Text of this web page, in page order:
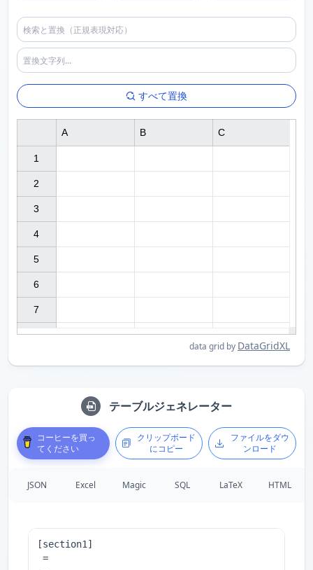
すべて置換
1
2
3
4
5
6
7
A B C
data grid by DataGridXL
テーブルジェネレーター
コーヒーを買っ
てください
クリップボード
にコピー
ファイルをダウ
ンロード
JSON Excel Magic SQL LaTeX HTML